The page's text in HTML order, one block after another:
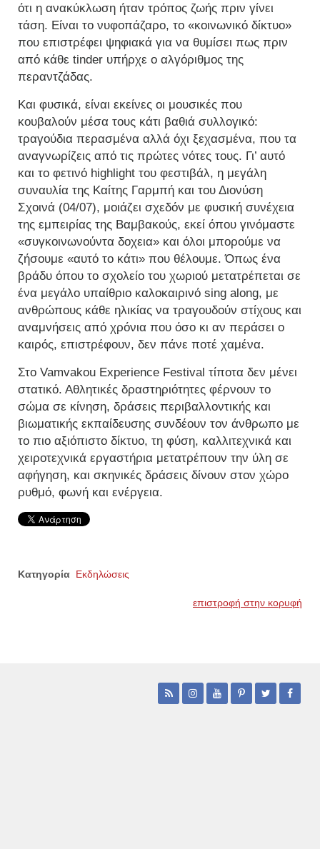
ότι η ανακύκλωση ήταν τρόπος ζωής πριν γίνει
τάση. Είναι το νυφοπάζαρο, το «κοινωνικό δίκτυο»
που επιστρέφει ψηφιακά για να θυμίσει πως πριν
από κάθε tinder υπήρχε ο αλγόριθμος της
περαντζάδας.
Και φυσικά, είναι εκείνες οι μουσικές που
κουβαλούν μέσα τους κάτι βαθιά συλλογικό:
τραγούδια περασμένα αλλά όχι ξεχασμένα, που τα
αναγνωρίζεις από τις πρώτες νότες τους. Γι’ αυτό
και το φετινό highlight του φεστιβάλ, η μεγάλη
συναυλία της Καίτης Γαρμπή και του Διονύση
Σχοινά (04/07), μοιάζει σχεδόν με φυσική συνέχεια
της εμπειρίας της Βαμβακούς, εκεί όπου γινόμαστε
«συγκοινωνούντα δοχεια» και όλοι μπορούμε να
ζήσουμε «αυτό το κάτι» που θέλουμε. Όπως ένα
βράδυ όπου το σχολείο του χωριού μετατρέπεται σε
ένα μεγάλο υπαίθριο καλοκαιρινό sing along, με
ανθρώπους κάθε ηλικίας να τραγουδούν στίχους και
αναμνήσεις από χρόνια που όσο κι αν περάσει ο
καιρός, επιστρέφουν, δεν πάνε ποτέ χαμένα.
Στο Vamvakou Experience Festival τίποτα δεν μένει
στατικό. Αθλητικές δραστηριότητες φέρνουν το
σώμα σε κίνηση, δράσεις περιβαλλοντικής και
βιωματικής εκπαίδευσης συνδέουν τον άνθρωπο με
το πιο αξιόπιστο δίκτυο, τη φύση, καλλιτεχνικά και
χειροτεχνικά εργαστήρια μετατρέπουν την ύλη σε
αφήγηση, και σκηνικές δράσεις δίνουν στον χώρο
ρυθμό, φωνή και ενέργεια.
Κατηγορία Εκδηλώσεις
επιστροφή στην κορυφή